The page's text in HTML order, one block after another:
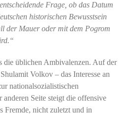
Frage, ob das Datum
historischen Bewusstsein
der Mauer oder mit dem Pogrom
die üblichen Ambivalenzen. Auf der
Volkov – das Interesse an
nationalsozialistischen
anderen Seite steigt die offensive
Fremde, nicht zuletzt und in